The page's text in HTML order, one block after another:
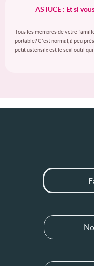
ASTUCE : Et si
Tous les membres de votre
portable? C'est normal, à peu
petit ustensile est le seul outil qui